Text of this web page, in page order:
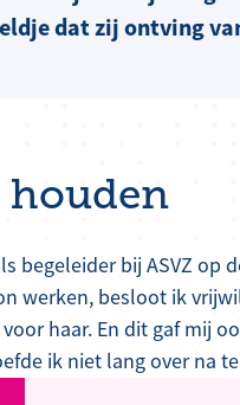
dat zij ontving
begeleider bij ASVZ
werken, besloot ik
haar. En dit gaf mij
ik niet lang over na